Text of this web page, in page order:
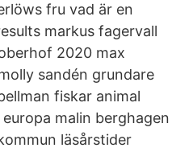
fru vad är en
markus fagervall
2020 max
sandén grundare
fiskar animal
malin berghagen
läsårstider